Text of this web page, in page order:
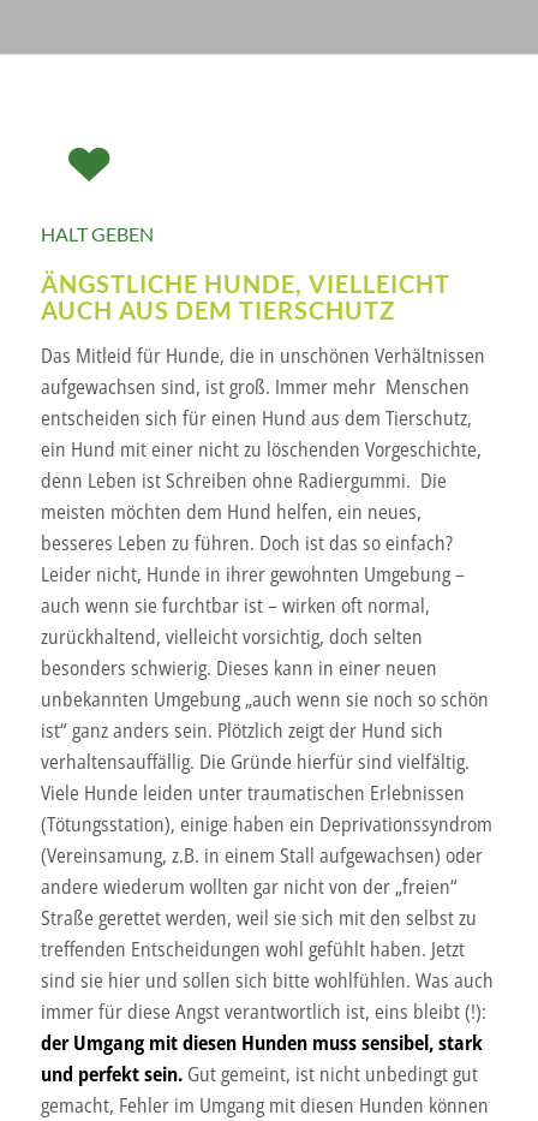
HALT GEBEN
ÄNGSTLICHE HUNDE, VIELLEICHT
AUCH AUS DEM TIERSCHUTZ
Das Mitleid für Hunde, die in unschönen Verhältnissen
aufgewachsen sind, ist groß. Immer mehr Menschen
entscheiden sich für einen Hund aus dem Tierschutz,
ein Hund mit einer nicht zu löschenden Vorgeschichte,
denn Leben ist Schreiben ohne Radiergummi. Die
meisten möchten dem Hund helfen, ein neues,
besseres Leben zu führen. Doch ist das so einfach?
Leider nicht, Hunde in ihrer gewohnten Umgebung –
auch wenn sie furchtbar ist – wirken oft normal,
zurückhaltend, vielleicht vorsichtig, doch selten
besonders schwierig. Dieses kann in einer neuen
unbekannten Umgebung „auch wenn sie noch so schön
ist“ ganz anders sein. Plötzlich zeigt der Hund sich
verhaltensauffällig. Die Gründe hierfür sind vielfältig.
Viele Hunde leiden unter traumatischen Erlebnissen
(Tötungsstation), einige haben ein Deprivationssyndrom
(Vereinsamung, z.B. in einem Stall aufgewachsen) oder
andere wiederum wollten gar nicht von der „freien“
Straße gerettet werden, weil sie sich mit den selbst zu
treffenden Entscheidungen wohl gefühlt haben. Jetzt
sind sie hier und sollen sich bitte wohlfühlen. Was auch
immer für diese Angst verantwortlich ist, eins bleibt (!):
der Umgang mit diesen Hunden muss sensibel, stark
und perfekt sein.Gut gemeint, ist nicht unbedingt gut
gemacht, Fehler im Umgang mit diesen Hunden können